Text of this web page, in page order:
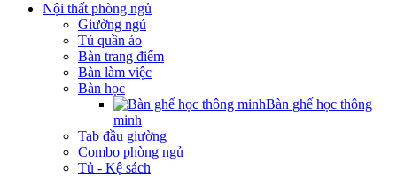
Nội thất phòng ngủ
Giường ngủ
Tủ quần áo
Bàn trang điểm
Bàn làm việc
Bàn học
Bàn ghế học thông
minh
Tab đầu giường
Combo phòng ngủ
Tủ - Kệ sách